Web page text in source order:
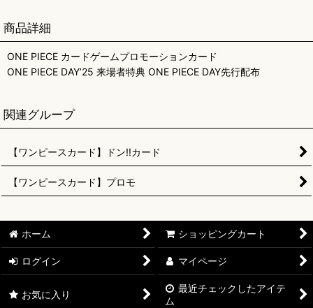
商品詳細
ONE PIECE カードゲームプロモーションカード
ONE PIECE DAY’25 来場者特典 ONE PIECE DAY先行配布
関連グループ
【ワンピースカード】ドン!!カード
【ワンピースカード】プロモ
ホーム ショッピングカート
ログイン マイページ
お気に入り
最近チェックしたアイテ
ム